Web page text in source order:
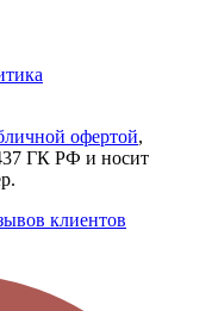
офертой,
ГК РФ и носит
клиентов